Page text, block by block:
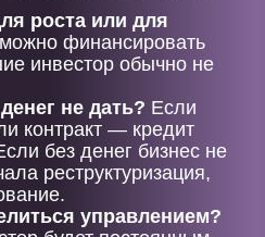
роста или для
финансировать
инвестор обычно не
не дать? Если
контракт — кредит
без денег бизнес не
реструктуризация,
управлением?